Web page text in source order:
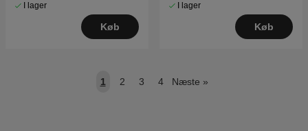
I lager
Køb
I lager
Køb
1 2 3 4 Næste »